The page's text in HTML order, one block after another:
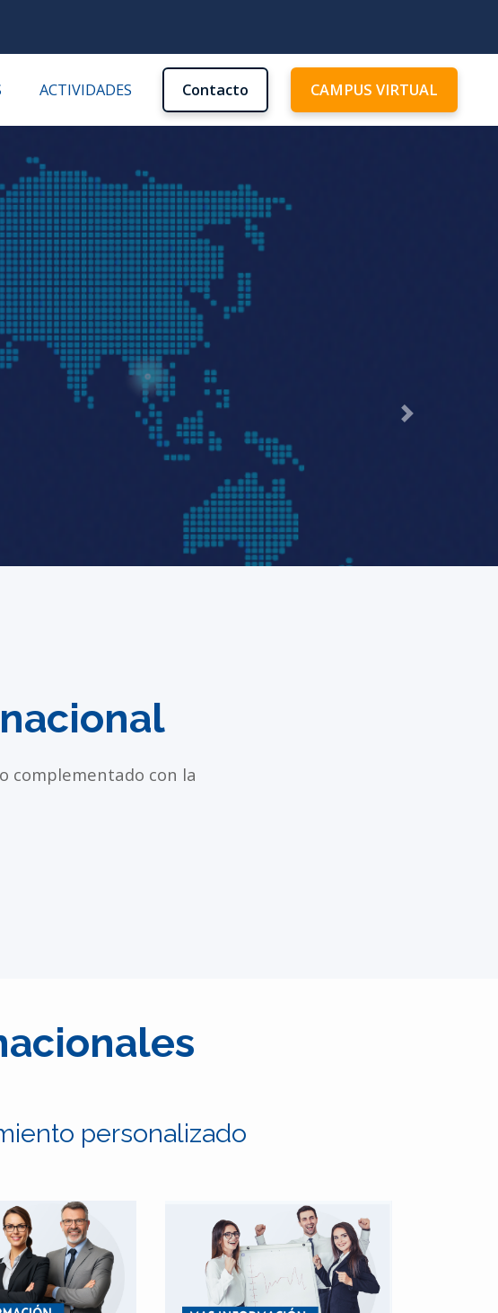
ACTIVIDADES Contacto CAMPUS VIRTUAL
Next
complementado con la
personalizado